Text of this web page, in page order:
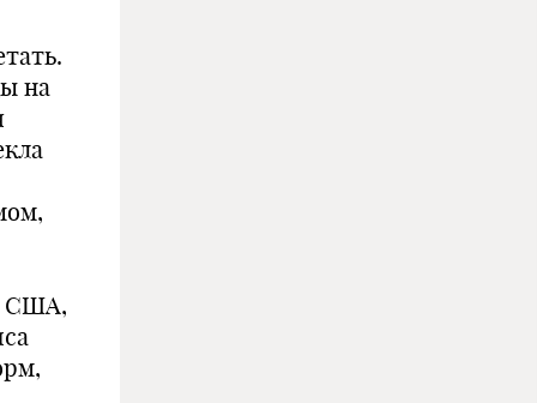
на
США,